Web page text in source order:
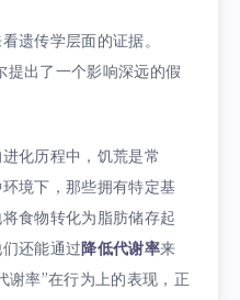
遗传学层面的证据。
提出了一个影响深远的假
化历程中，饥荒是常
境下，那些拥有特定基
食物转化为脂肪储存起
还能通过降低代谢率来
谢率”在行为上的表现，正